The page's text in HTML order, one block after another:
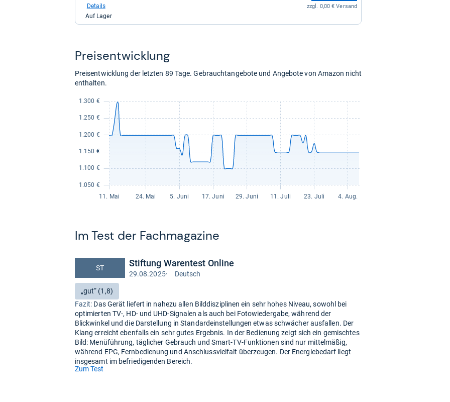
für
zzgl. 0,00 € Versand
Details
Auf Lager
Preis­ent­wick­lung
Preisentwicklung der letzten 89 Tage. Gebrauchtangebote und Angebote von Amazon nicht
enthalten.
Im Test der Fach­ma­ga­zine
ST Stiftung Warentest Online
29.08.2025· Deutsch
Test
Bewertung:
„gut“ (1,8)
Fazit: Das Gerät liefert in nahezu allen Bilddisziplinen ein sehr hohes Niveau, sowohl bei
optimierten TV-, HD- und UHD-Signalen als auch bei Foto­wiedergabe, während der
Blickwinkel und die Darstellung in Standard­einstellungen etwas schwächer ausfallen. Der
Klang erreicht ebenfalls ein sehr gutes Ergebnis. In der Bedienung zeigt sich ein gemischtes
Bild: Menüführung, täglicher Gebrauch und Smart-TV-Funktionen sind nur mittelmäßig,
während EPG, Fernbedienung und Anschlussvielfalt überzeugen. Der Energiebedarf liegt
insgesamt im befriedigenden Bereich.
Zum Test